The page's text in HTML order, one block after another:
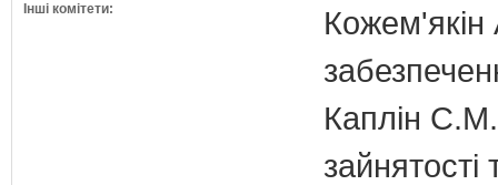
Інші комітети:
Кожем'якін
Каплін С.М.
зайнятості